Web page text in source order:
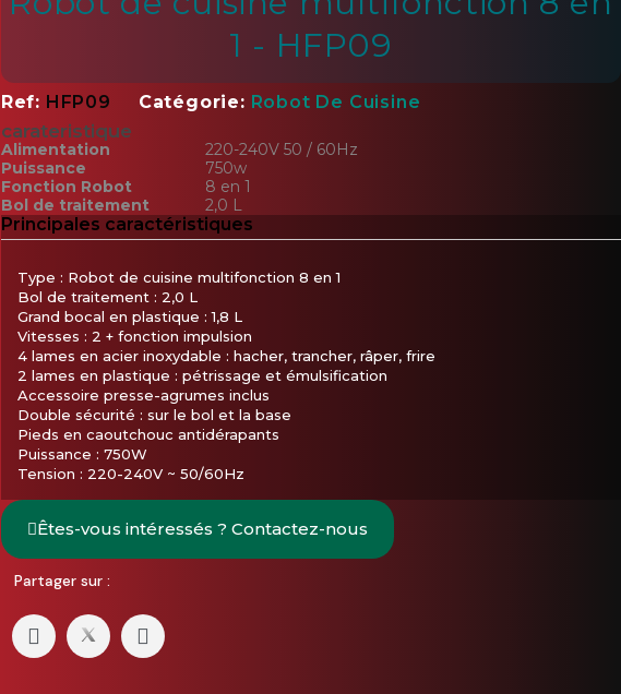
1 - HFP09
Ref HFP09 Catégorie Robot De Cuisine
carateristique
Alimentation
220-240V 50 / 60Hz
Puissance
750w
Fonction Robot
8 en 1
Bol de traitement
2,0 L
Principales caractéristiques
Type : Robot de cuisine multifonction 8 en 1
Bol de traitement : 2,0 L
Grand bocal en plastique : 1,8 L
Vitesses : 2 + fonction impulsion
4 lames en acier inoxydable : hacher, trancher, râper, frire
2 lames en plastique : pétrissage et émulsification
Accessoire presse-agrumes inclus
Double sécurité : sur le bol et la base
Pieds en caoutchouc antidérapants
Puissance : 750W
Tension : 220-240V ~ 50/60Hz
Êtes-vous intéressés ? Contactez-nous
Partager sur :